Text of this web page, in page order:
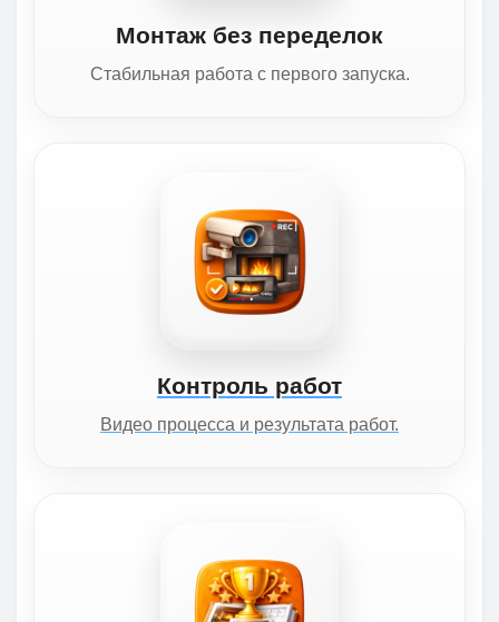
Монтаж без переделок
Стабильная работа с первого запуска.
Контроль работ
Видео процесса и результата работ.